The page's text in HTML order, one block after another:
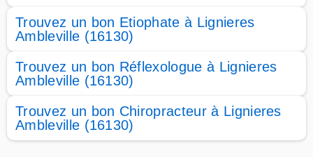
Trouvez un bon Etiophate à Lignieres
Ambleville (16130)
Trouvez un bon Réflexologue à Lignieres
Ambleville (16130)
Trouvez un bon Chiropracteur à Lignieres
Ambleville (16130)